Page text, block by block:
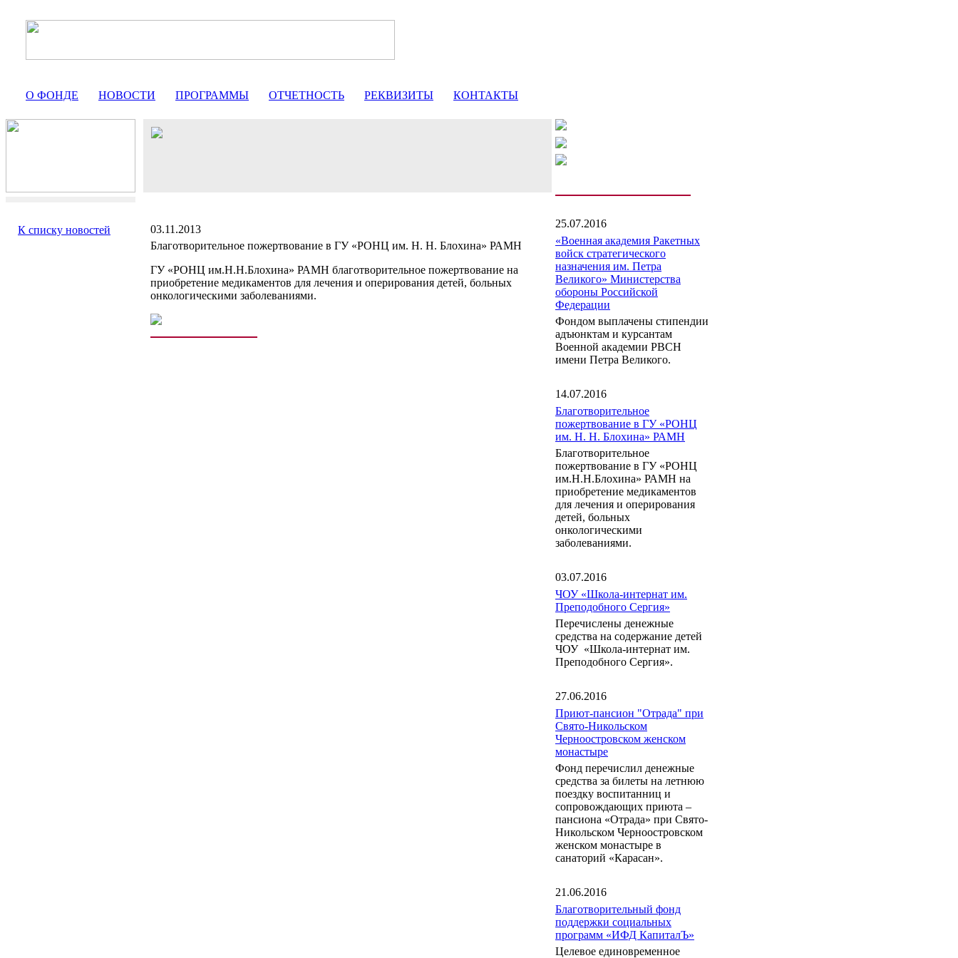
О ФОНДЕ НОВОСТИ ПРОГРАММЫ ОТЧЕТНОСТЬ РЕКВИЗИТЫ КОНТАКТЫ
К списку новостей
03.11.2013
Благотворительное пожертвование в ГУ «РОНЦ им. Н. Н. Блохина» РАМН
ГУ «РОНЦ им.Н.Н.Блохина» РАМН благотворительное пожертвование на
приобретение медикаментов для лечения и оперирования детей, больных
онкологическими заболеваниями.
25.07.2016
«Военная академия Ракетных
войск стратегического
назначения им. Петра
Великого» Министерства
обороны Российской
Федерации
Фондом выплачены стипендии
адъюнктам и курсантам
Военной академии РВСН
имени Петра Великого.
14.07.2016
Благотворительное
пожертвование в ГУ «РОНЦ
им. Н. Н. Блохина» РАМН
Благотворительное
пожертвование в ГУ «РОНЦ
им.Н.Н.Блохина» РАМН на
приобретение медикаментов
для лечения и оперирования
детей, больных
онкологическими
заболеваниями.
03.07.2016
ЧОУ «Школа-интернат им.
Преподобного Сергия»
Перечислены денежные
средства на содержание детей
ЧОУ «Школа-интернат им.
Преподобного Сергия».
27.06.2016
Приют-пансион "Отрада" при
Свято-Никольском
Черноостровском женском
монастыре
Фонд перечислил денежные
средства за билеты на летнюю
поездку воспитанниц и
сопровождающих приюта –
пансиона «Отрада» при Свято-
Никольском Черноостровском
женском монастыре в
санаторий «Карасан».
21.06.2016
Благотворительный фонд
поддержки социальных
программ «ИФД КапиталЪ»
Целевое единовременное